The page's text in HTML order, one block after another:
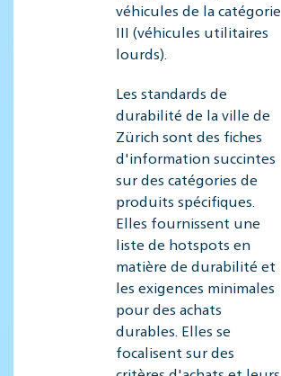
véhicules de la catégorie
III (véhicules utilitaires
lourds).
Les standards de
durabilité de la ville de
Zürich sont des fiches
d'information succintes
sur des catégories de
produits spécifiques.
Elles fournissent une
liste de hotspots en
matière de durabilité et
les exigences minimales
pour des achats
durables. Elles se
focalisent sur des